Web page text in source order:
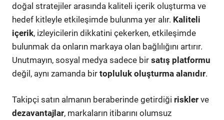
doğal stratejiler arasında kaliteli içerik oluşturma ve
hedef kitleyle etkileşimde bulunma yer alır. Kaliteli
içerik, izleyicilerin dikkatini çekerken, etkileşimde
bulunmak da onların markaya olan bağlılığını artırır.
Unutmayın, sosyal medya sadece bir satış platformu
değil, aynı zamanda bir topluluk oluşturma alanıdır.
Takipçi satın almanın beraberinde getirdiği riskler ve
dezavantajlar, markaların itibarını olumsuz